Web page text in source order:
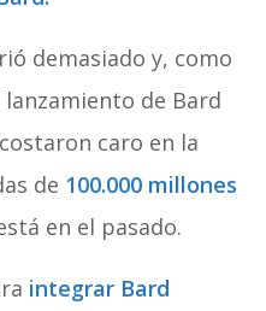
demasiado y, como
de Bard
caro en la
de 100.000 millones
en el pasado.
integrar Bard